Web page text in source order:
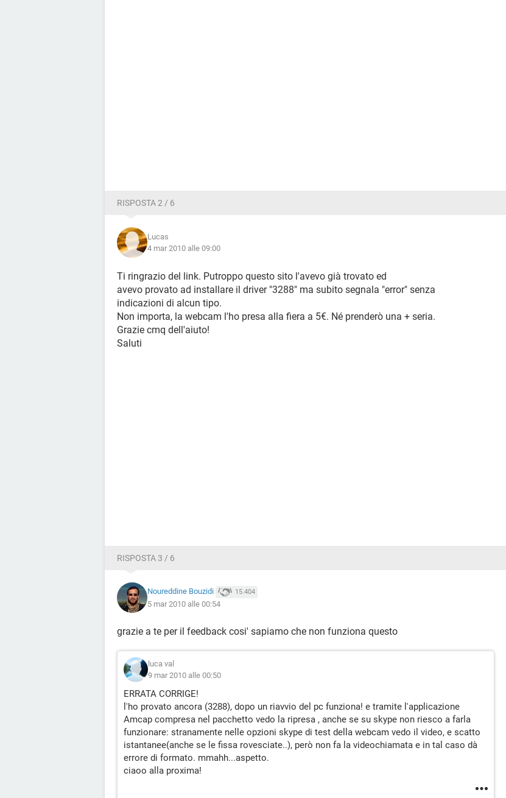
RISPOSTA 2 / 6
Lucas
4 mar 2010 alle 09:00
Ti ringrazio del link. Putroppo questo sito l'avevo già trovato ed
avevo provato ad installare il driver "3288" ma subito segnala "error" senza
indicazioni di alcun tipo.
Non importa, la webcam l'ho presa alla fiera a 5€. Né prenderò una + seria.
Grazie cmq dell'aiuto!
Saluti
RISPOSTA 3 / 6
Noureddine Bouzidi 15.404
5 mar 2010 alle 00:54
grazie a te per il feedback cosi' sapiamo che non funziona questo
luca val
9 mar 2010 alle 00:50
ERRATA CORRIGE!
l'ho provato ancora (3288), dopo un riavvio del pc funziona! e tramite l'applicazione
Amcap compresa nel pacchetto vedo la ripresa , anche se su skype non riesco a farla
funzionare: stranamente nelle opzioni skype di test della webcam vedo il video, e scatto
istantanee(anche se le fissa rovesciate..), però non fa la videochiamata e in tal caso dà
errore di formato. mmahh...aspetto.
ciaoo alla proxima!